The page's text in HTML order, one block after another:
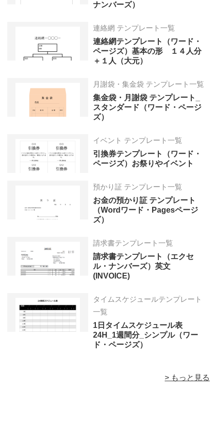
ナンバーズ）
連絡網 テンプレート一覧
連絡網テンプレート（ワード・
ページズ）基本の形 １４人分
＋１人（大元）
月謝袋・集金袋 テンプレート一覧
集金袋・月謝袋 テンプレート_
スタンダード（ワード・ページ
ズ）
イベント テンプレート一覧
引換券テンプレート（ワード・
ページズ）お祭りやイベント
預かり証 テンプレート一覧
お金の預かり証 テンプレート
（Wordワード・Pagesページ
ズ）
請求書テンプレート一覧
請求書テンプレート（エクセ
ル・ナンバーズ）英文
(INVOICE)
タイムスケジュールテンプレート
一覧
1日タイムスケジュール表
24H_1週間分_シンプル（ワー
ド・ページズ）
> もっと見る